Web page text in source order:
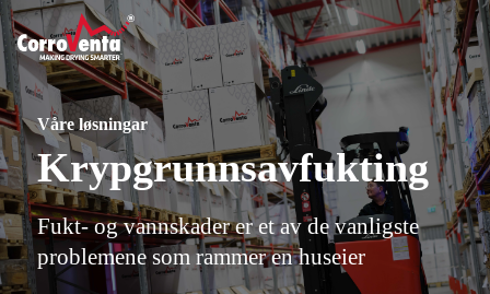
Våre løsningar
Krypgrunnsavfukting
Fukt- og vannskader er et av de vanligste
problemene som rammer en huseier